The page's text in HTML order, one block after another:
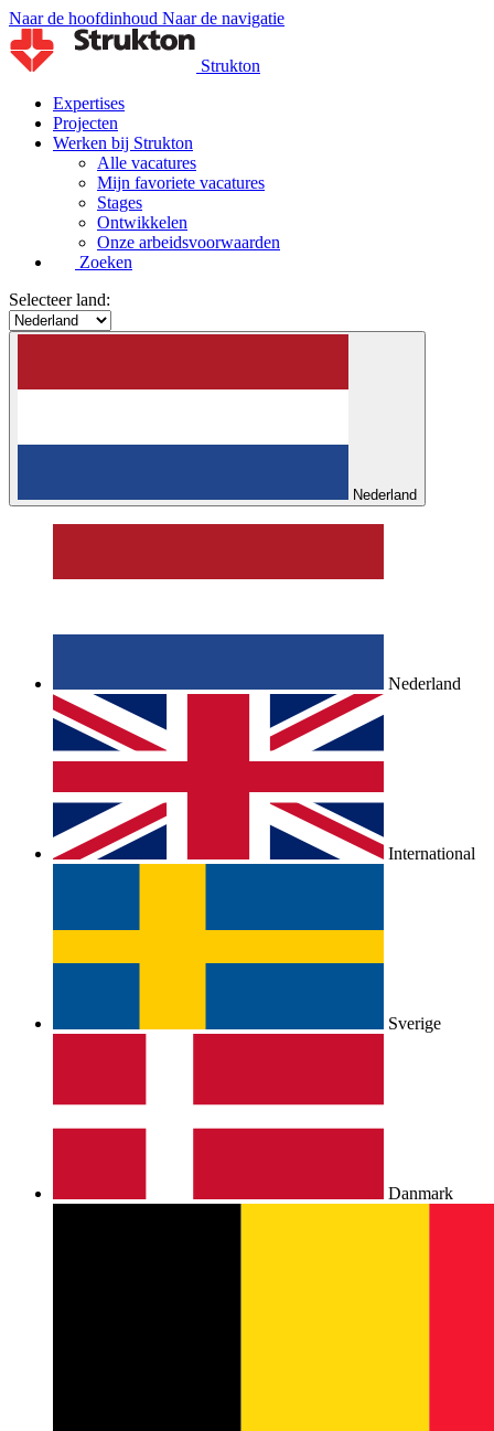
Naar de hoofdinhoud Naar de navigatie
Strukton
Expertises
Projecten
Werken bij Strukton
Alle vacatures
Mijn favoriete vacatures
Stages
Ontwikkelen
Onze arbeidsvoorwaarden
Zoeken
Selecteer land:
Nederland
Nederland
International
Sverige
Danmark